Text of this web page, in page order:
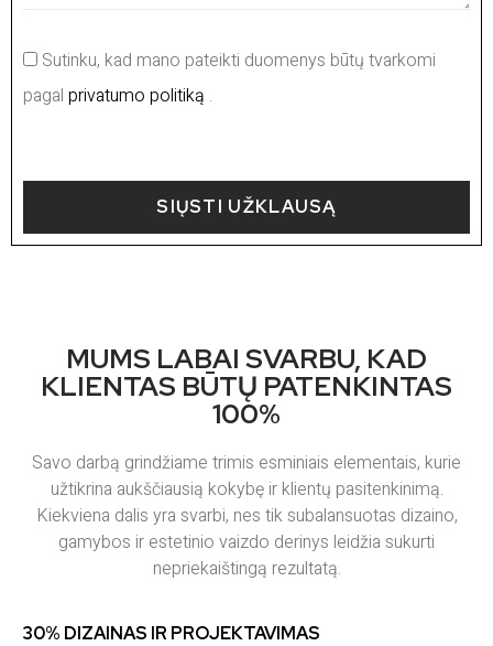
Sutinku, kad mano pateikti duomenys būtų tvarkomi
pagal privatumo politiką .
SIŲSTI UŽKLAUSĄ
MUMS LABAI SVARBU, KAD
KLIENTAS BŪTŲ PATENKINTAS
100%
Savo darbą grindžiame trimis esminiais elementais, kurie
užtikrina aukščiausią kokybę ir klientų pasitenkinimą.
Kiekviena dalis yra svarbi, nes tik subalansuotas dizaino,
gamybos ir estetinio vaizdo derinys leidžia sukurti
nepriekaištingą rezultatą.
30% DIZAINAS IR PROJEKTAVIMAS